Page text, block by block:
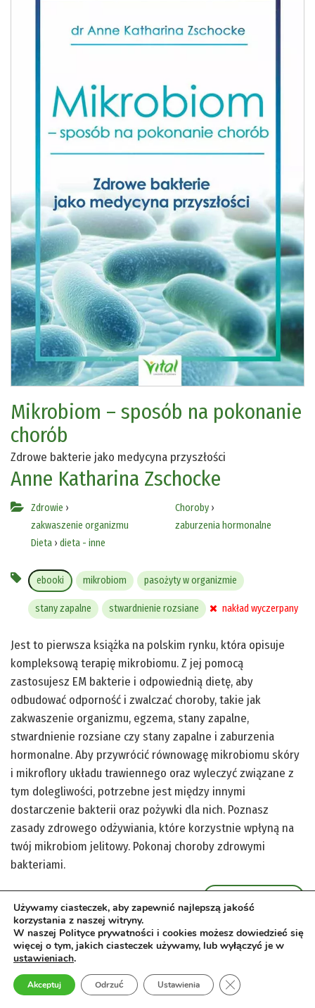
Mikrobiom – sposób na pokonanie
chorób
Zdrowe bakterie jako medycyna przyszłości
Anne Katharina Zschocke
Zdrowie ›
zakwaszenie organizmu
Dieta › dieta - inne
Choroby›
zaburzenia hormonalne
ebooki mikrobiom pasożyty w organizmie
stany zapalne stwardnienie rozsiane nakład wyczerpany
Jest to pierwsza książka na polskim rynku, która opisuje
kompleksową terapię mikrobiomu. Z jej pomocą
zastosujesz EM bakterie i odpowiednią dietę, aby
odbudować odporność i zwalczać choroby, takie jak
zakwaszenie organizmu, egzema, stany zapalne,
stwardnienie rozsiane czy stany zapalne i zaburzenia
hormonalne. Aby przywrócić równowagę mikrobiomu skóry
i mikroflory układu trawiennego oraz wyleczyć związane z
tym dolegliwości, potrzebne jest między innymi
dostarczenie bakterii oraz pożywki dla nich. Poznasz
zasady zdrowego odżywiania, które korzystnie wpłyną na
twój mikrobiom jelitowy. Pokonaj choroby zdrowymi
bakteriami.
Używamy ciasteczek, aby zapewnić najlepszą jakość
korzystania z naszej witryny.
W naszej Polityce prywatności i cookies możesz dowiedzieć się
więcej o tym, jakich ciasteczek używamy, lub wyłączyć je w
ustawieniach.
Akceptuj Odrzuć Ustawienia Zamknij panel